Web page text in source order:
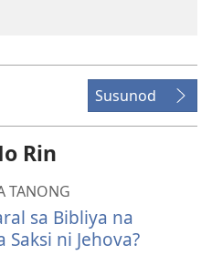
Susunod
Rin
TANONG
sa Bibliya na
ni Jehova?